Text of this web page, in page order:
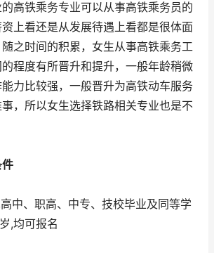
高铁乘务专业可以从事高铁乘务员的
上看还是从发展待遇上看都是很体面
之时间的积累，女生从事高铁乘务工
程度有所晋升和提升，一般年龄稍微
力比较强，一般晋升为高铁动车服务
，所以女生选择铁路相关专业也是不
中、职高、中专、技校毕业及同等学
,均可报名